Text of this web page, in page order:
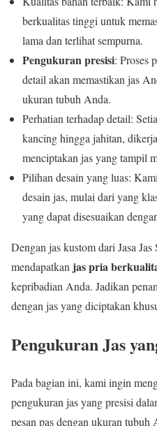
berkualitas tinggi untuk
lama dan terlihat sempurna.
Pengukuran presisi: Proses
detail akan memastikan jas
ukuran tubuh Anda.
Perhatian terhadap detail:
kancing hingga jahitan,
menciptakan jas yang tampil
Pilihan desain yang luas:
desain jas, mulai dari yang
yang dapat disesuaikan
Dengan jas kustom dari Jasa
mendapatkan jas pria
kepribadian Anda. Jadikan
dengan jas yang diciptakan
Pengukuran Jas
Pada bagian ini, kami ingin
pengukuran jas yang presisi
pesan pas dengan ukuran